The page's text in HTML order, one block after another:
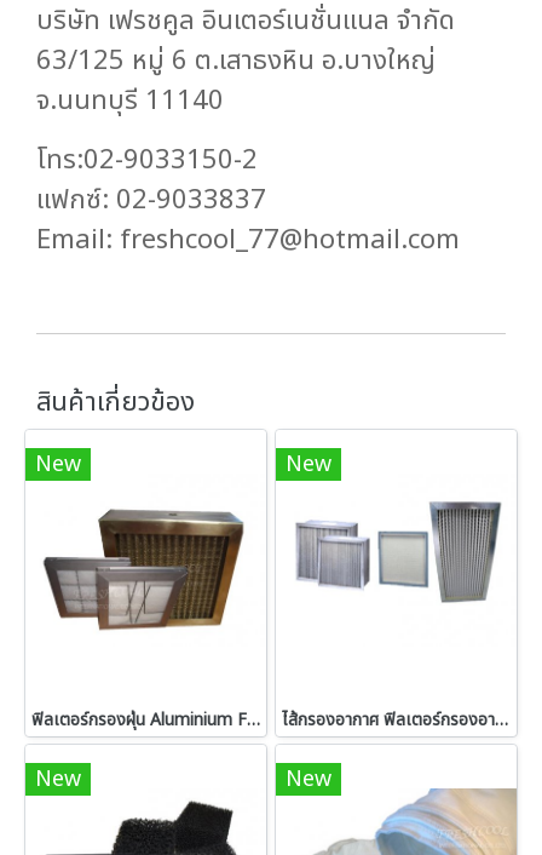
บริษัท เฟรชคูล อินเตอร์เนชั่นแนล จำกัด
63/125 หมู่ 6 ต.เสาธงหิน อ.บางใหญ่
จ.นนทบุรี 11140
โทร:02-9033150-2
แฟกซ์: 02-9033837
Email: freshcool_77@hotmail.com
สินค้าเกี่ยวข้อง
New
ฟิลเตอร์กรองฝุ่น Aluminium Filter,Dust Filters
New
ไส้กรองอากาศ ฟิลเตอร์กรองอากาศ Air Filters
New New